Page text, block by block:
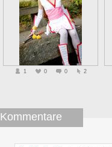
1 0 0 2
Kommentare